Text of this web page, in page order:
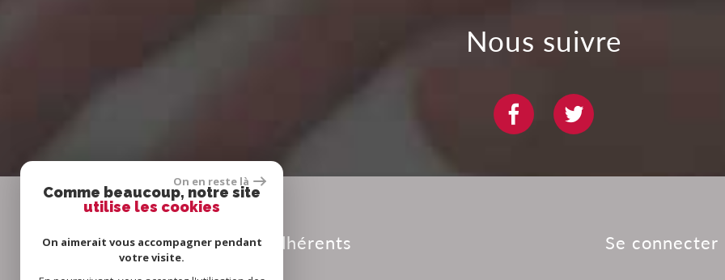
Nous suivre
Adhérents Se connecter
On en reste là
Comme beaucoup, notre site
utilise les cookies
On aimerait vous accompagner pendant
votre visite.